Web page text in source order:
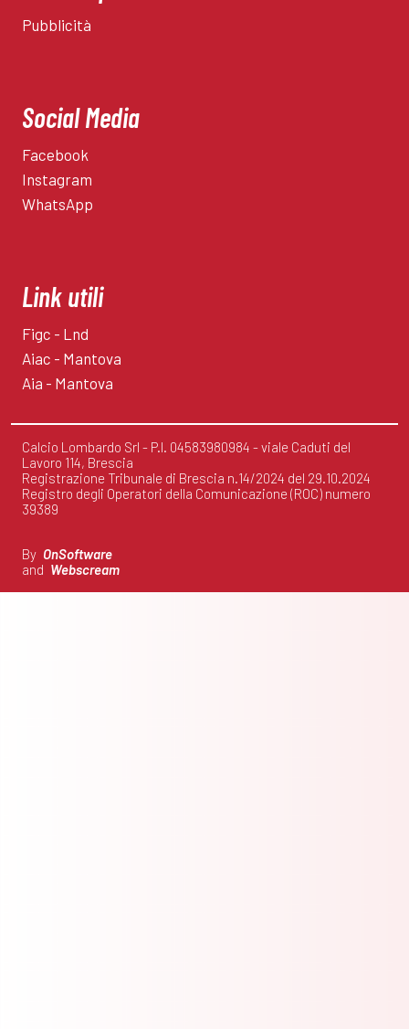
Pubblicità
Social Media
Facebook
Instagram
WhatsApp
Link utili
Figc - Lnd
Aiac - Mantova
Aia - Mantova
Calcio Lombardo Srl - P.I. 04583980984 - viale Caduti del
Lavoro 114, Brescia
Registrazione Tribunale di Brescia n.14/2024 del 29.10.2024
Registro degli Operatori della Comunicazione (ROC) numero
39389
By OnSoftware
and Webscream